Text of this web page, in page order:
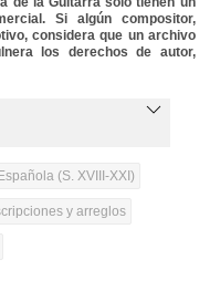
Si algún compositor,
considera que un archivo
los derechos de autor,
(S. XVIII-XXI)
y arreglos